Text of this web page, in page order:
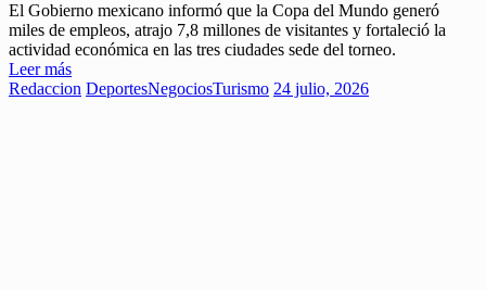
El Gobierno mexicano informó que la Copa del Mundo generó
miles de empleos, atrajo 7,8 millones de visitantes y fortaleció la
actividad económica en las tres ciudades sede del torneo.
Leer más
Redaccion DeportesNegociosTurismo 24 julio, 2026